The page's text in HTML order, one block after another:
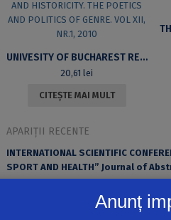
UNIVESITY OF BUCHAREST REVIEW. A JOURNAL OF LITERARY AND CULTURAL STUDIES. GENRES AND HISTORICITY. THE POETICS AND POLITICS OF GENRE. VOL XII, NR.1, 2010
20,61lei
CITEȘTE MAI MULT
APARIȚII RECENTE
INTERNATIONAL SCIENTIFIC
SPORT AND HEALTH” Journal of
Anunț